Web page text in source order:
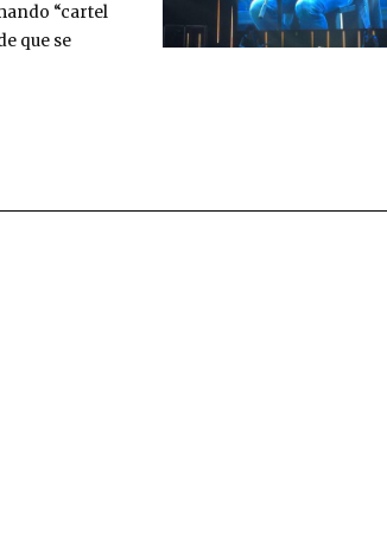
“cartel
que se